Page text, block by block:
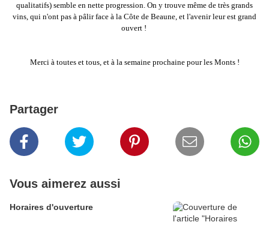
qualitatifs) semble en nette progression. On y trouve même de très grands
vins, qui n'ont pas à pâlir face à la Côte de Beaune, et l'avenir leur est grand
ouvert !
Merci à toutes et tous, et à la semaine prochaine pour les Monts !
Partager
Vous aimerez aussi
Horaires d'ouverture